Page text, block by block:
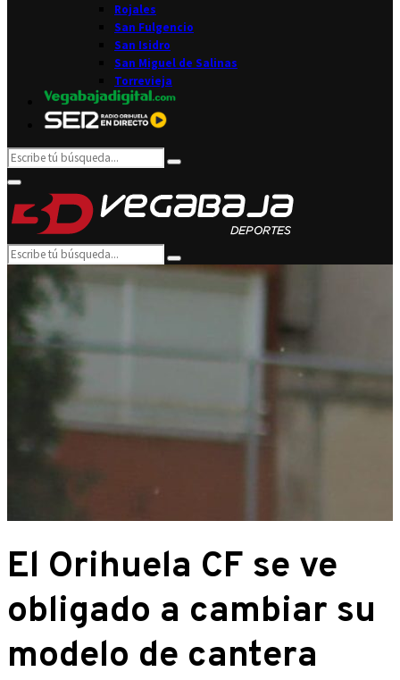
Rojales
San Fulgencio
San Isidro
San Miguel de Salinas
Torrevieja
Search
for:
Search
Primary
Menu
Search
for:
Search
El Orihuela CF se ve
obligado a cambiar su
modelo de cantera